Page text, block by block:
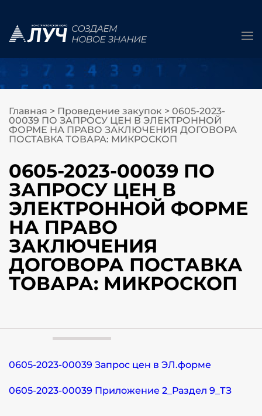
Главная > Проведение закупок > 0605-2023-
00039 ПО ЗАПРОСУ ЦЕН В ЭЛЕКТРОННОЙ
ФОРМЕ НА ПРАВО ЗАКЛЮЧЕНИЯ ДОГОВОРА
ПОСТАВКА ТОВАРА: МИКРОСКОП
0605-2023-00039 ПО
ЗАПРОСУ ЦЕН В
ЭЛЕКТРОННОЙ ФОРМЕ
НА ПРАВО
ЗАКЛЮЧЕНИЯ
ДОГОВОРА ПОСТАВКА
ТОВАРА: МИКРОСКОП
0605-2023-00039 Запрос цен в ЭЛ.форме
0605-2023-00039 Приложение 2_Раздел 9_ТЗ